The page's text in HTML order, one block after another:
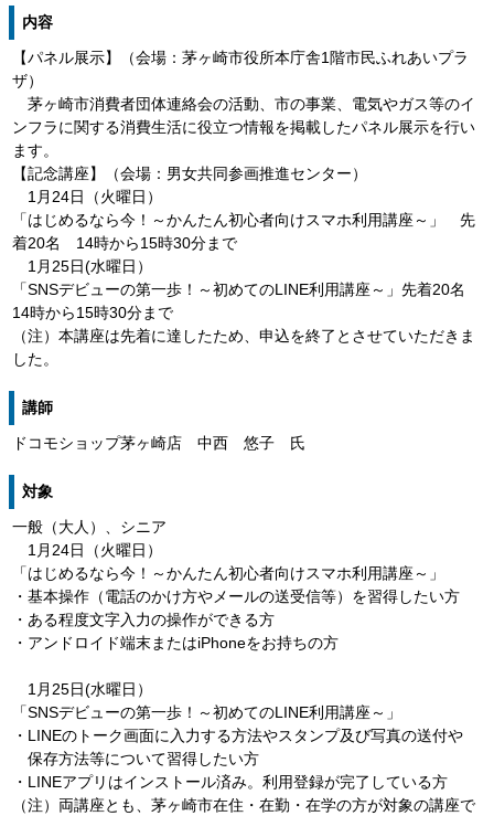
内容
【パネル展示】（会場：茅ヶ崎市役所本庁舎1階市民ふれあいプラ
ザ）
茅ヶ崎市消費者団体連絡会の活動、市の事業、電気やガス等のイ
ンフラに関する消費生活に役立つ情報を掲載したパネル展示を行い
ます。
【記念講座】（会場：男女共同参画推進センター）
1月24日（火曜日）
「はじめるなら今！～かんたん初心者向けスマホ利用講座～」 先
着20名 14時から15時30分まで
1月25日(水曜日）
「SNSデビューの第一歩！～初めてのLINE利用講座～」先着20名
14時から15時30分まで
（注）本講座は先着に達したため、申込を終了とさせていただきま
した。
講師
ドコモショップ茅ヶ崎店 中西 悠子 氏
対象
一般（大人）、シニア
1月24日（火曜日）
「はじめるなら今！～かんたん初心者向けスマホ利用講座～」
・基本操作（電話のかけ方やメールの送受信等）を習得したい方
・ある程度文字入力の操作ができる方
・アンドロイド端末またはiPhoneをお持ちの方
1月25日(水曜日）
「SNSデビューの第一歩！～初めてのLINE利用講座～」
・LINEのトーク画面に入力する方法やスタンプ及び写真の送付や
保存方法等について習得したい方
・LINEアプリはインストール済み。利用登録が完了している方
（注）両講座とも、茅ヶ崎市在住・在勤・在学の方が対象の講座で